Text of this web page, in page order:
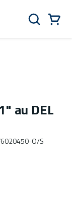
Rechercher
au DEL
O/S